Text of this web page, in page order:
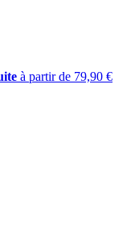
à partir de 79,90 €